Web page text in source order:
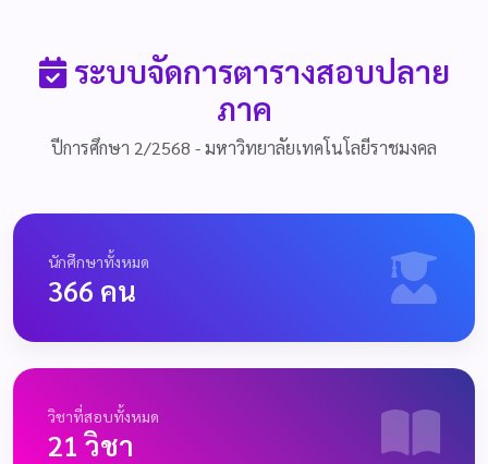
ระบบจัดการตารางสอบปลาย
ภาค
ปีการศึกษา 2/2568 - มหาวิทยาลัยเทคโนโลยีราชมงคล
นักศึกษาทั้งหมด
366 คน
วิชาที่สอบทั้งหมด
21 วิชา